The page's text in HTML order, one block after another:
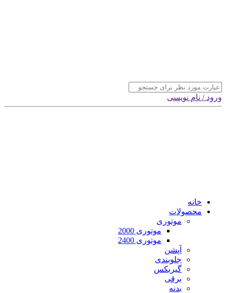
ورود / نام نویسی
خانه
محصولات
موتوری
موتوری 2000
موتوری 2400
آپشن
جلوبندی
گیربکس
برقی
بدنه